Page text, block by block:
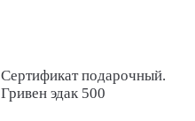
Сертификат подарочный.
Гривен эдак 500